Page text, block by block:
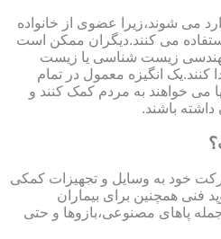
می شوند،زیرا عضوی از خانواده
استفاده می کنند.دیگران ممکن است
زیست شناسی یا زیست
انگیزه معمول در تمام
می خواهند به مردم کمک کنند و
باشند.
حرکت خود به وسایل و تجهیزات کمکی
فنی همچنین برای بیماران
پاهای مصنوعی،بازوها و حتی